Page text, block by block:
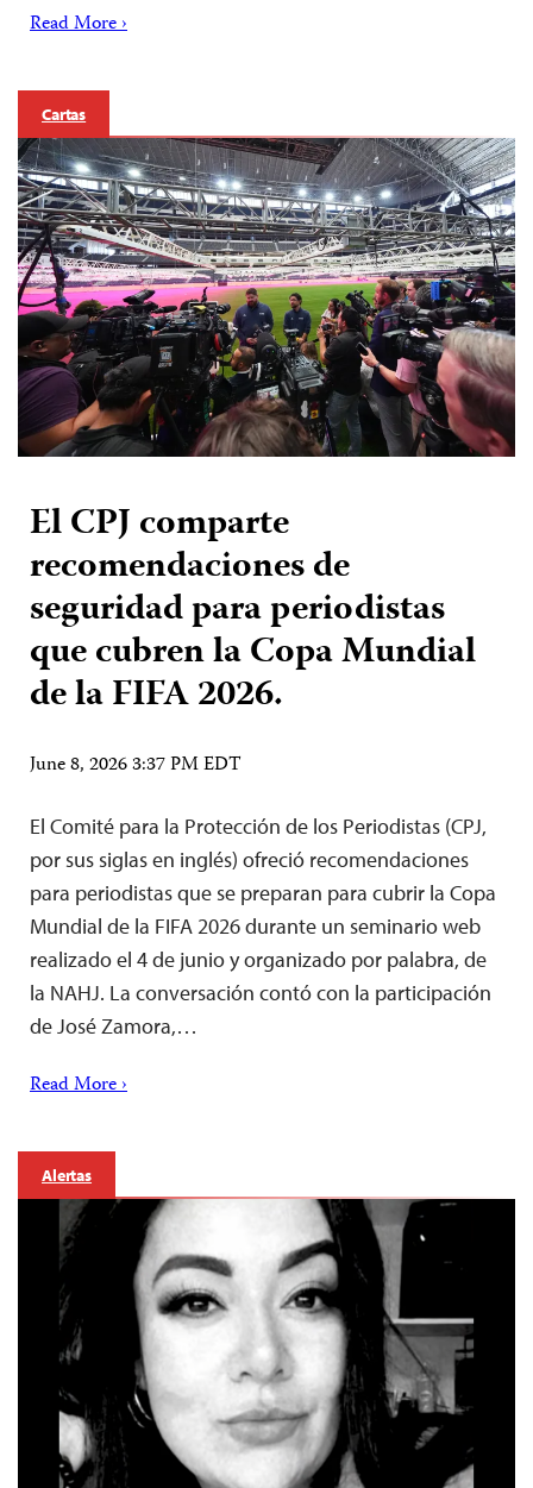
Read More ›
Cartas
El CPJ comparte
recomendaciones de
seguridad para periodistas
que cubren la Copa Mundial
de la FIFA 2026.
June 8, 2026 3:37 PM EDT
El Comité para la Protección de los Periodistas (CPJ,
por sus siglas en inglés) ofreció recomendaciones
para periodistas que se preparan para cubrir la Copa
Mundial de la FIFA 2026 durante un seminario web
realizado el 4 de junio y organizado por palabra, de
la NAHJ. La conversación contó con la participación
de José Zamora,…
Read More ›
Alertas